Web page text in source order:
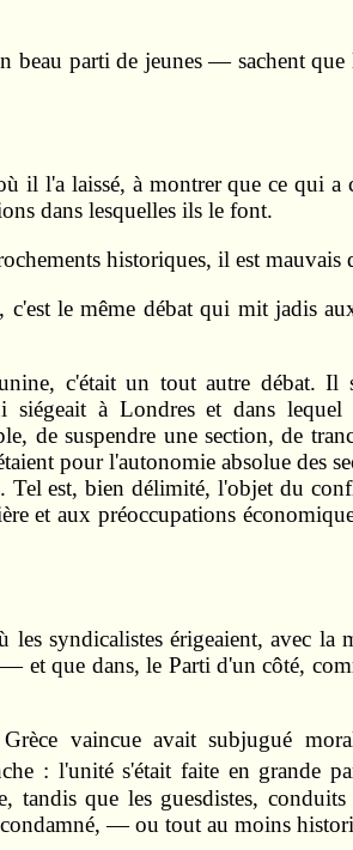
parti de jeunes — sachent que
il l'a laissé, à montrer que ce qui a
dans lesquelles ils le font.
historiques, il est mauvais
c'est le même débat qui mit jadis
c'était un tout autre débat. Il
siégeait à Londres et dans
de suspendre une section, de
pour l'autonomie absolue des
Tel est, bien délimité, l'objet du
et aux préoccupations
syndicalistes érigeaient, avec la
et que dans, le Parti d'un côté,
vaincue avait subjugué
: l'unité s'était faite en grande
tandis que les guesdistes, conduits
— ou tout au moins